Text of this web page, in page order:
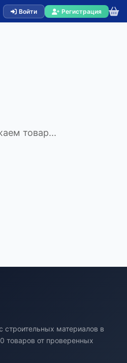
Войти Регистрация
товар...
строительных материалов в
товаров от проверенных